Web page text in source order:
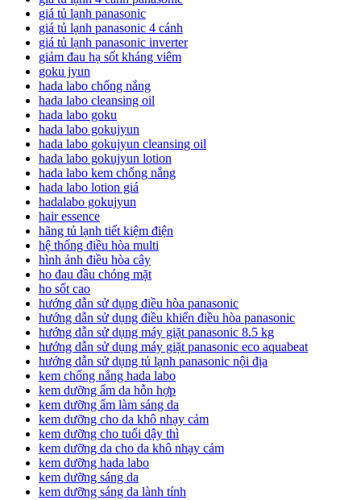
giá tủ lạnh panasonic
giá tủ lạnh panasonic 4 cánh
giá tủ lạnh panasonic inverter
giảm đau hạ sốt kháng viêm
goku jyun
hada labo chống nắng
hada labo cleansing oil
hada labo goku
hada labo gokujyun
hada labo gokujyun cleansing oil
hada labo gokujyun lotion
hada labo kem chống nắng
hada labo lotion giá
hadalabo gokujyun
hair essence
hãng tủ lạnh tiết kiệm điện
hệ thống điều hòa multi
hình ảnh điều hòa cây
ho đau đầu chóng mặt
ho sốt cao
hướng dẫn sử dụng điều hòa panasonic
hướng dẫn sử dụng điều khiển điều hòa panasonic
hướng dẫn sử dụng máy giặt panasonic 8.5 kg
hướng dẫn sử dụng máy giặt panasonic eco aquabeat
hướng dẫn sử dụng tủ lạnh panasonic nội địa
kem chống nắng hada labo
kem dưỡng ẩm da hỗn hợp
kem dưỡng ẩm làm sáng da
kem dưỡng cho da khô nhạy cảm
kem dưỡng cho tuổi dậy thì
kem dưỡng da cho da khô nhạy cảm
kem dưỡng hada labo
kem dưỡng sáng da
kem dưỡng sáng da lành tính